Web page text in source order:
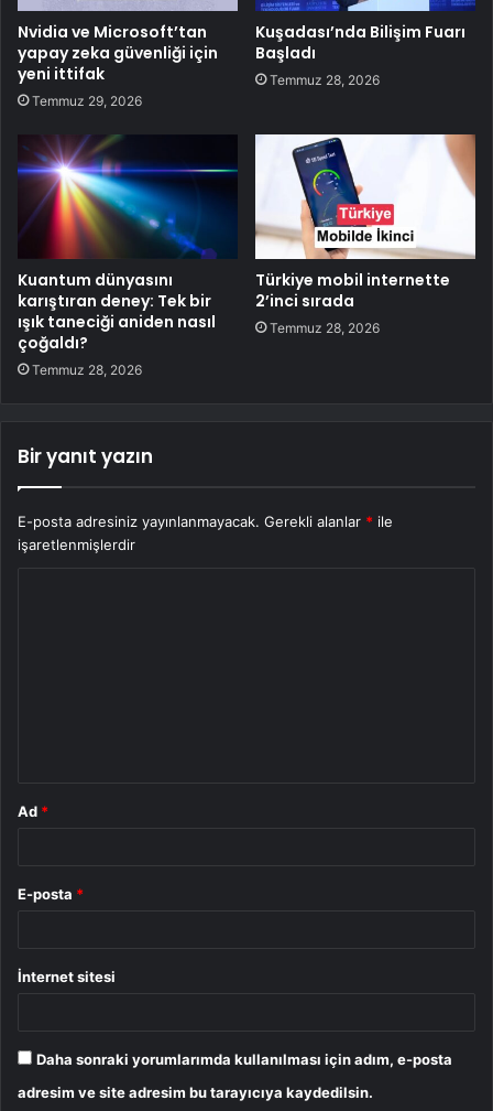
Nvidia ve Microsoft’tan
yapay zeka güvenliği için
yeni ittifak
Temmuz 29, 2026
Kuşadası’nda Bilişim Fuarı
Başladı
Temmuz 28, 2026
Kuantum dünyasını
karıştıran deney: Tek bir
ışık taneciği aniden nasıl
çoğaldı?
Temmuz 28, 2026
Türkiye mobil internette
2’inci sırada
Temmuz 28, 2026
Bir yanıt yazın
E-posta adresiniz yayınlanmayacak. Gerekli alanlar * ile
işaretlenmişlerdir
Ad *
E-posta *
İnternet sitesi
Daha sonraki yorumlarımda kullanılması için adım, e-posta
adresim ve site adresim bu tarayıcıya kaydedilsin.